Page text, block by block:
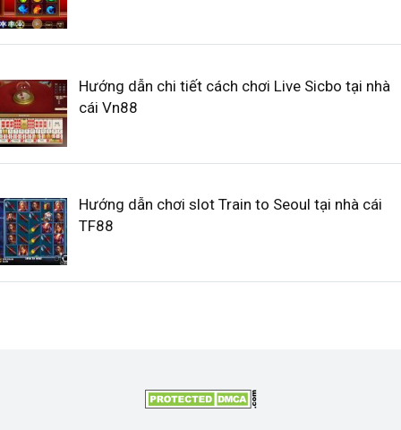
Hướng dẫn chi tiết cách chơi Live Sicbo tại nhà
cái Vn88
Hướng dẫn chơi slot Train to Seoul tại nhà cái
TF88